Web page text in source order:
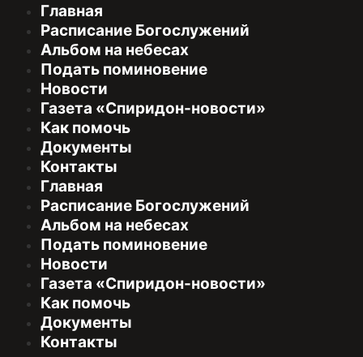
Главная
Расписание Богослужений
Альбом на небесах
Подать поминовение
Новости
Газета «Спиридон-новости»
Как помочь
Документы
Контакты
Главная
Расписание Богослужений
Альбом на небесах
Подать поминовение
Новости
Газета «Спиридон-новости»
Как помочь
Документы
Контакты